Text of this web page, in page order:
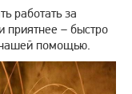
работать за
– быстро
помощью.